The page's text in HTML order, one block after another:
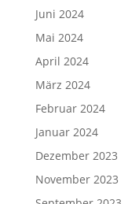
Juni 2024
Mai 2024
April 2024
März 2024
Februar 2024
Januar 2024
Dezember 2023
November 2023